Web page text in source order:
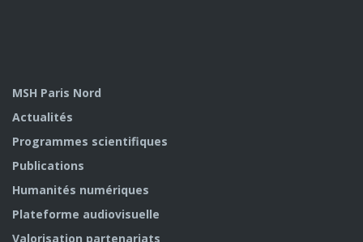
MSH Paris Nord
Actualités
Programmes scientifiques
Publications
Humanités numériques
Plateforme audiovisuelle
Valorisation partenariats